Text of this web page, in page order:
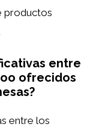
productos
entre
ofrecidos
entre los